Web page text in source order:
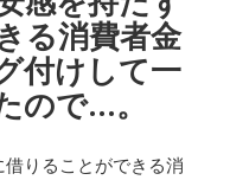
る消費者金
付けして一
ので…。
りることができる消